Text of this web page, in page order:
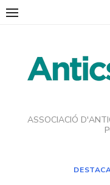
Skip
ASSOCIACIÓ